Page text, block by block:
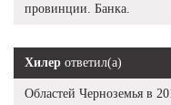
провинции. Банка.
Хилер ответил(а)
Областей Черноземья в